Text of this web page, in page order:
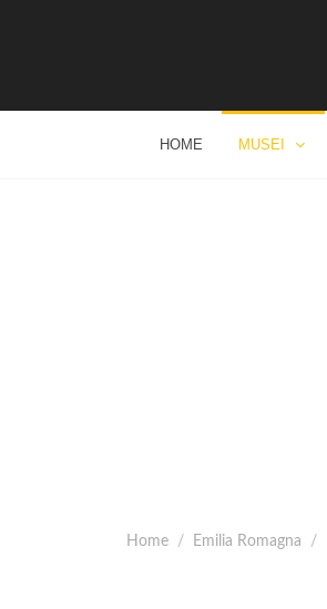
HOME MUSEI
Home Emilia Romagna